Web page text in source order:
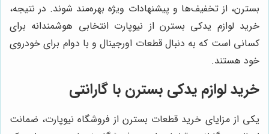
بسترن، از تخفیف‌ها و پیشنهادات ویژه بهره‌مند شوند. در نتیجه،
خرید لوازم یدکی بسترن از نیوپارت انتخابی هوشمندانه برای
کسانی است که به دنبال قطعات اورجینال و با دوام برای خودروی
خود هستند.
خرید لوازم یدکی بسترن با گارانتی
یکی از مزایای خرید قطعات بسترن از فروشگاه نیوپارت، ضمانت